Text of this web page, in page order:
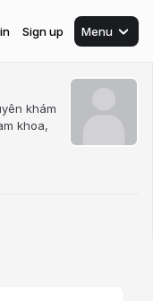
Sign up Menu
khám
khoa,